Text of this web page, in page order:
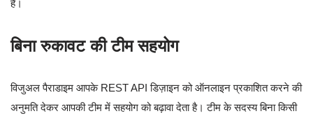
है।
बिना रुकावट की टीम सहयोग
विजुअल पैराडाइम आपके REST API डिज़ाइन को ऑनलाइन प्रकाशित करने की
अनुमति देकर आपकी टीम में सहयोग को बढ़ावा देता है। टीम के सदस्य बिना किसी